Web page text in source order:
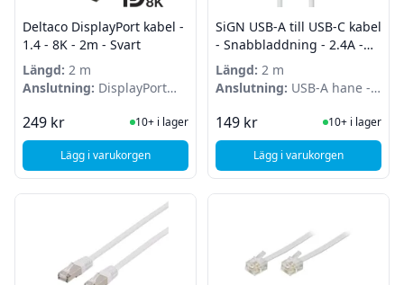
Deltaco DisplayPort kabel -
1.4 - 8K - 2m - Svart
Längd: 2 m
Anslutning: DisplayPort
249 kr I Lager
10+ i lager
Lägg i varukorgen, Deltaco DisplayPort kabel - 1.4 - 8K - 2m - Svart
SiGN USB-A till USB-C kabel
- Snabbladdning - 2.4A -
10W - 2m - Vit
Längd: 2 m
Anslutning: USB-A hane -
149 kr I Lager
10+ i lager
Lägg i varukorgen
, SiGN USB-A till